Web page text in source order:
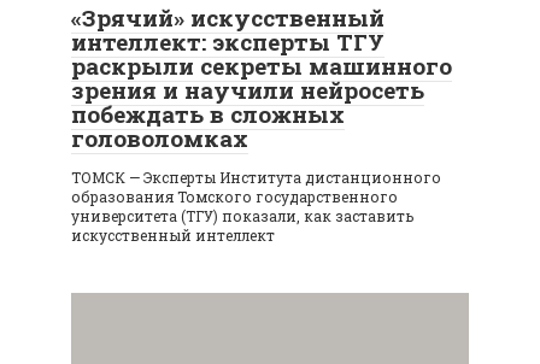
«Зрячий» искусственный
интеллект: эксперты ТГУ
раскрыли секреты машинного
зрения и научили нейросеть
побеждать в сложных
головоломках
ТОМСК — Эксперты Института дистанционного
образования Томского государственного
университета (ТГУ) показали, как заставить
искусственный интеллект